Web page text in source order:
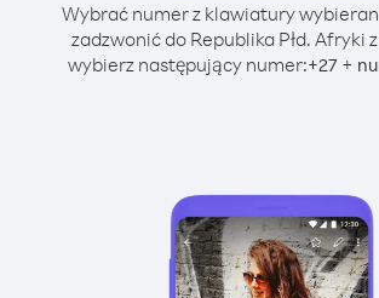
Wybrać numer z klawiatury
zadzwonić do Republika Płd. Afryki
wybierz następujący numer:+27 +